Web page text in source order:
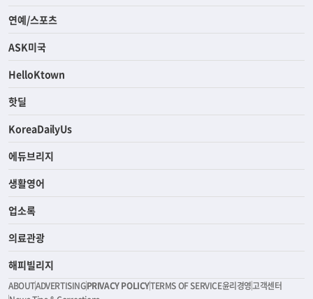
연예/스포츠
ASK미국
HelloKtown
핫딜
KoreaDailyUs
에듀브리지
생활영어
업소록
의료관광
해피빌리지
ABOUTADVERTISINGPRIVACY POLICYTERMS OF SERVICE윤리경영고객센터